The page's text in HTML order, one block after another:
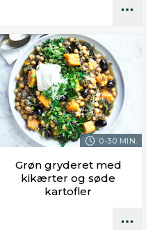
0-30 MIN.
Grøn gryderet med
kikærter og søde
kartofler